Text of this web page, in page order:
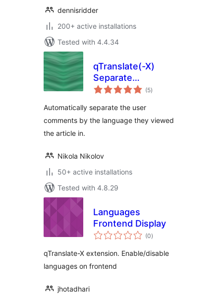
dennisridder
200+ active installations
Tested with 4.4.34
qTranslate(-X)
Separate
Comments
(5total
ratings
)
Automatically separate the user
comments by the language they viewed
the article in.
Nikola Nikolov
50+ active installations
Tested with 4.8.29
Languages
Frontend Display
(0total
ratings
)
qTranslate-X extension. Enable/disable
languages on frontend
jhotadhari